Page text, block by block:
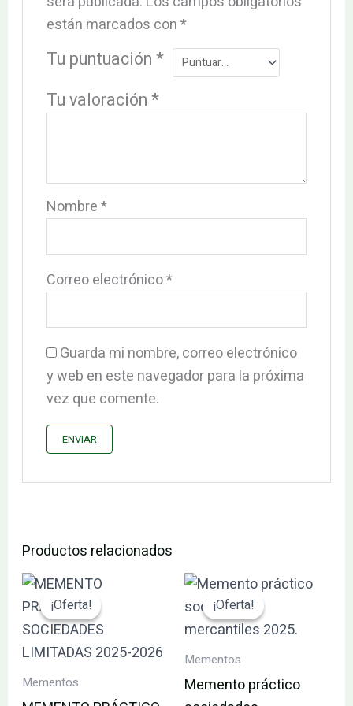
están marcados con*
Tu puntuación*
Tu valoración*
Nombre*
Correo electrónico*
Guarda mi nombre, correo electrónico
y web en este navegador para la próxima
vez que comente.
Productos relacionados
¡Oferta!
¡Oferta!
Mementos
El
precio
original
era:
146.64€.139.31€.
¡Oferta!
¡Oferta!
Mementos
Memento práctico
El
precio
original
era:
El
es: